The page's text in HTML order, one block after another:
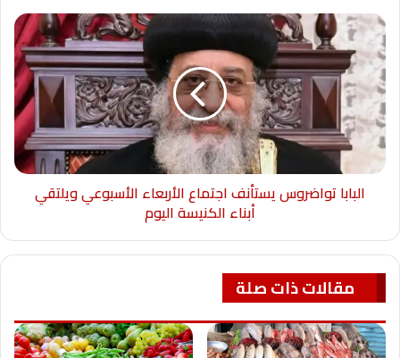
البابا تواضروس يستأنف اجتماع الأربعاء الأسبوعي ويلتقي
أبناء الكنيسة اليوم
مقالات ذات صلة